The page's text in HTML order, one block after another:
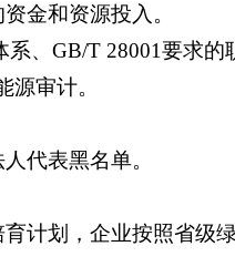
金和资源投入。
、GB/T 28001要求的
审计。
代表黑名单。
计划，企业按照省级